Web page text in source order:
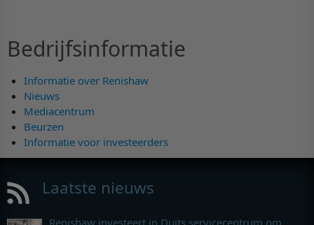
Bedrijfsinformatie
Informatie over Renishaw
Nieuws
Mediacentrum
Beurzen
Informatie voor investeerders
Laatste nieuws
Renishaw investeert in Duits servicecentrum om